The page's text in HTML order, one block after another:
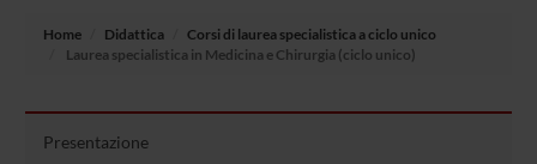
Home Didattica
Corsi di laurea specialistica a ciclo unico
Laurea specialistica in Medicina e Chirurgia (ciclo unico)
Presentazione